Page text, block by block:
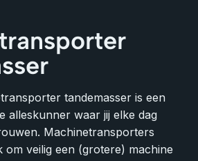
tandemasser is een
alleskunner waar jij elke dag
Machinetransporters
om veilig een (grotere) machine